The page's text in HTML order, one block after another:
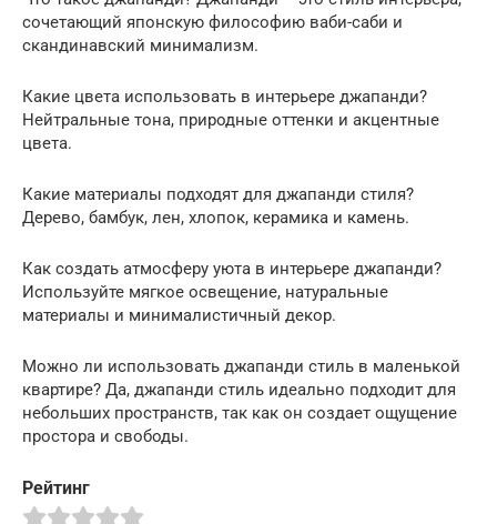
сочетающий японскую философию ваби-саби и
скандинавский минимализм.
Какие цвета использовать в интерьере джапанди?
Нейтральные тона, природные оттенки и акцентные
цвета.
Какие материалы подходят для джапанди стиля?
Дерево, бамбук, лен, хлопок, керамика и камень.
Как создать атмосферу уюта в интерьере джапанди?
Используйте мягкое освещение, натуральные
материалы и минималистичный декор.
Можно ли использовать джапанди стиль в маленькой
квартире? Да, джапанди стиль идеально подходит для
небольших пространств, так как он создает ощущение
простора и свободы.
Рейтинг